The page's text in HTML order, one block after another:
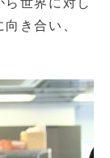
き合い、